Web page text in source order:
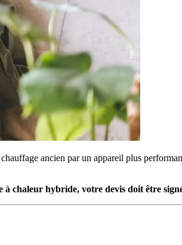
ancien par un appareil plus
chaleur hybride, votre devis doit être